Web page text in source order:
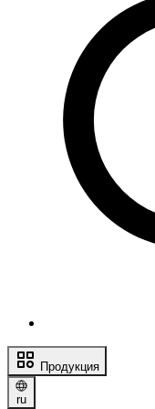
Продукция
ru